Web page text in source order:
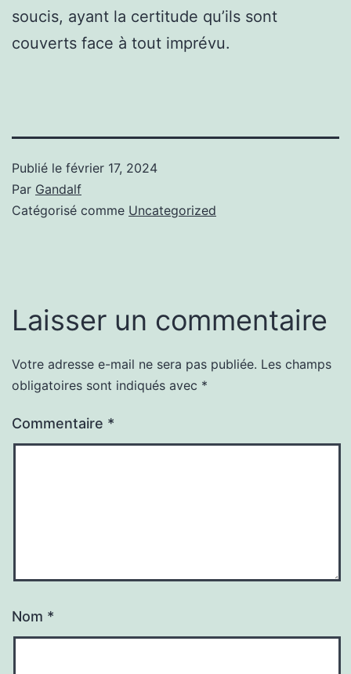
soucis, ayant la certitude qu’ils sont
couverts face à tout imprévu.
Publié le février 17, 2024
Par Gandalf
Catégorisé comme Uncategorized
Laisser un commentaire
Votre adresse e-mail ne sera pas publiée. Les champs
obligatoires sont indiqués avec *
Commentaire *
Nom *